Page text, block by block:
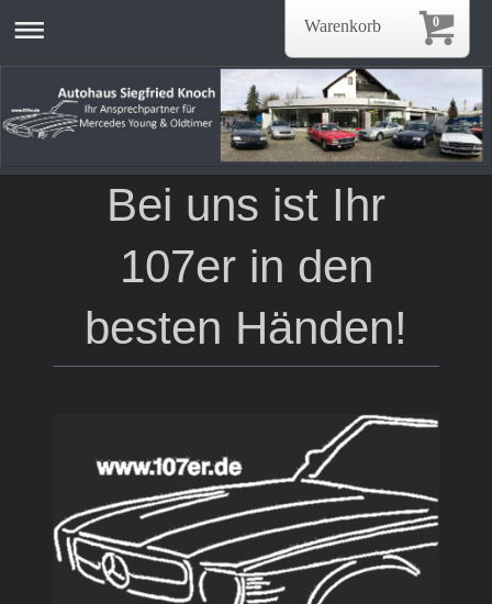
Bei uns ist Ihr
107er in den
besten Händen!
0
Warenkorb